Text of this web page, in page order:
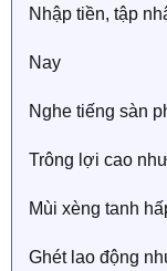
Nhập tiền, tập
Nay
Nghe tiếng sàn
Trông lợi cao
Mùi xèng tanh
Ghét lao động